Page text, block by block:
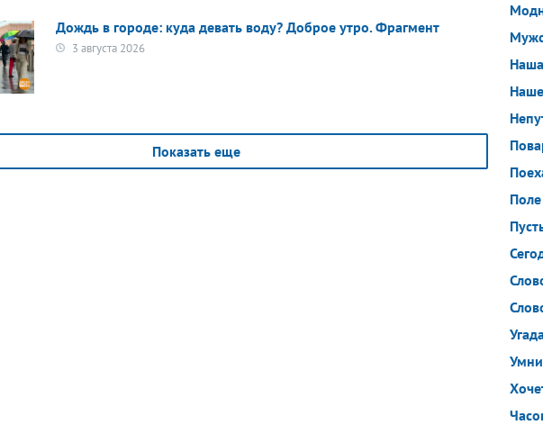
Дождь в городе: куда девать воду? Доброе утро. Фрагмент
3 августа 2026
Показать еще